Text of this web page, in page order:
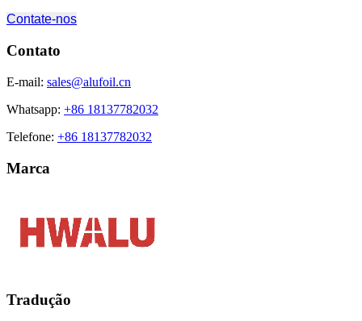
Contate-nos
Contato
E-mail: sales@alufoil.cn
Whatsapp: +86 18137782032
Telefone: +86 18137782032
Marca
Tradução